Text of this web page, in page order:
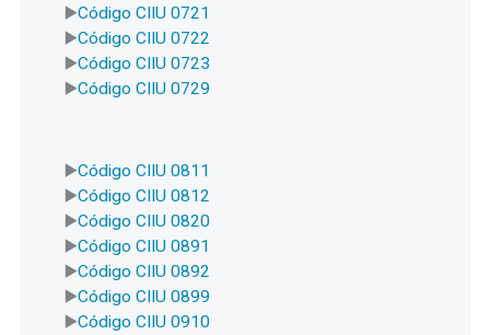
Código CIIU 0721
Código CIIU 0722
Código CIIU 0723
Código CIIU 0729
Código CIIU 0811
Código CIIU 0812
Código CIIU 0820
Código CIIU 0891
Código CIIU 0892
Código CIIU 0899
Código CIIU 0910